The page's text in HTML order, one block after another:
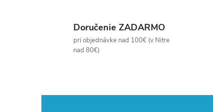
Doručenie ZADARMO
pri objednávke nad 100€ (v Nitre
nad 80€)